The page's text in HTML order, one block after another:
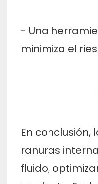
- Una
minimiza el
En
ranuras
fluido,